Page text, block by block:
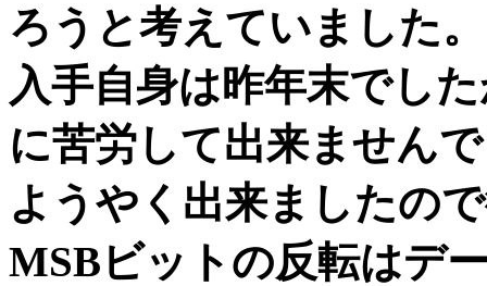
ろうと考えていました。
入手自身は昨年末でし
に苦労して出来ません
ようやく出来ましたの
MSBビットの反転はデ